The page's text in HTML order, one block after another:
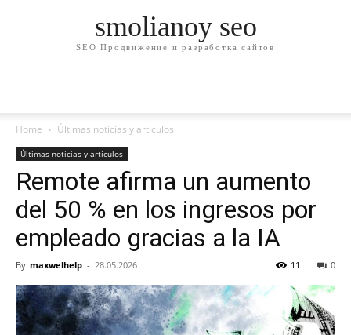
smolianoy seo
SEO Продвижение и разработка сайтов
Home Últimas noticias y artículos
Últimas noticias y artículos
Remote afirma un aumento
del 50 % en los ingresos por
empleado gracias a la IA
By maxwelhelp - 28.05.2026 0
11